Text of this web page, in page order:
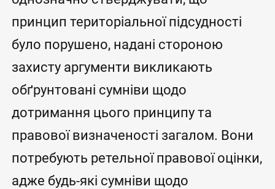
принцип територіальної підсудності
було порушено, надані стороною
захисту аргументи викликають
обґрунтовані сумніви щодо
дотримання цього принципу та
правової визначеності загалом. Вони
потребують ретельної правової оцінки,
адже будь-які сумніви щодо